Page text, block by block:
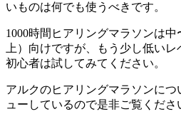
いものは何でも使うべきです。
1000時間ヒアリングマラソンは中
上）向けですが、もう少し低い
初心者は試してみてください。
アルクのヒアリングマラソンに
ューしているので是非ご覧くださ